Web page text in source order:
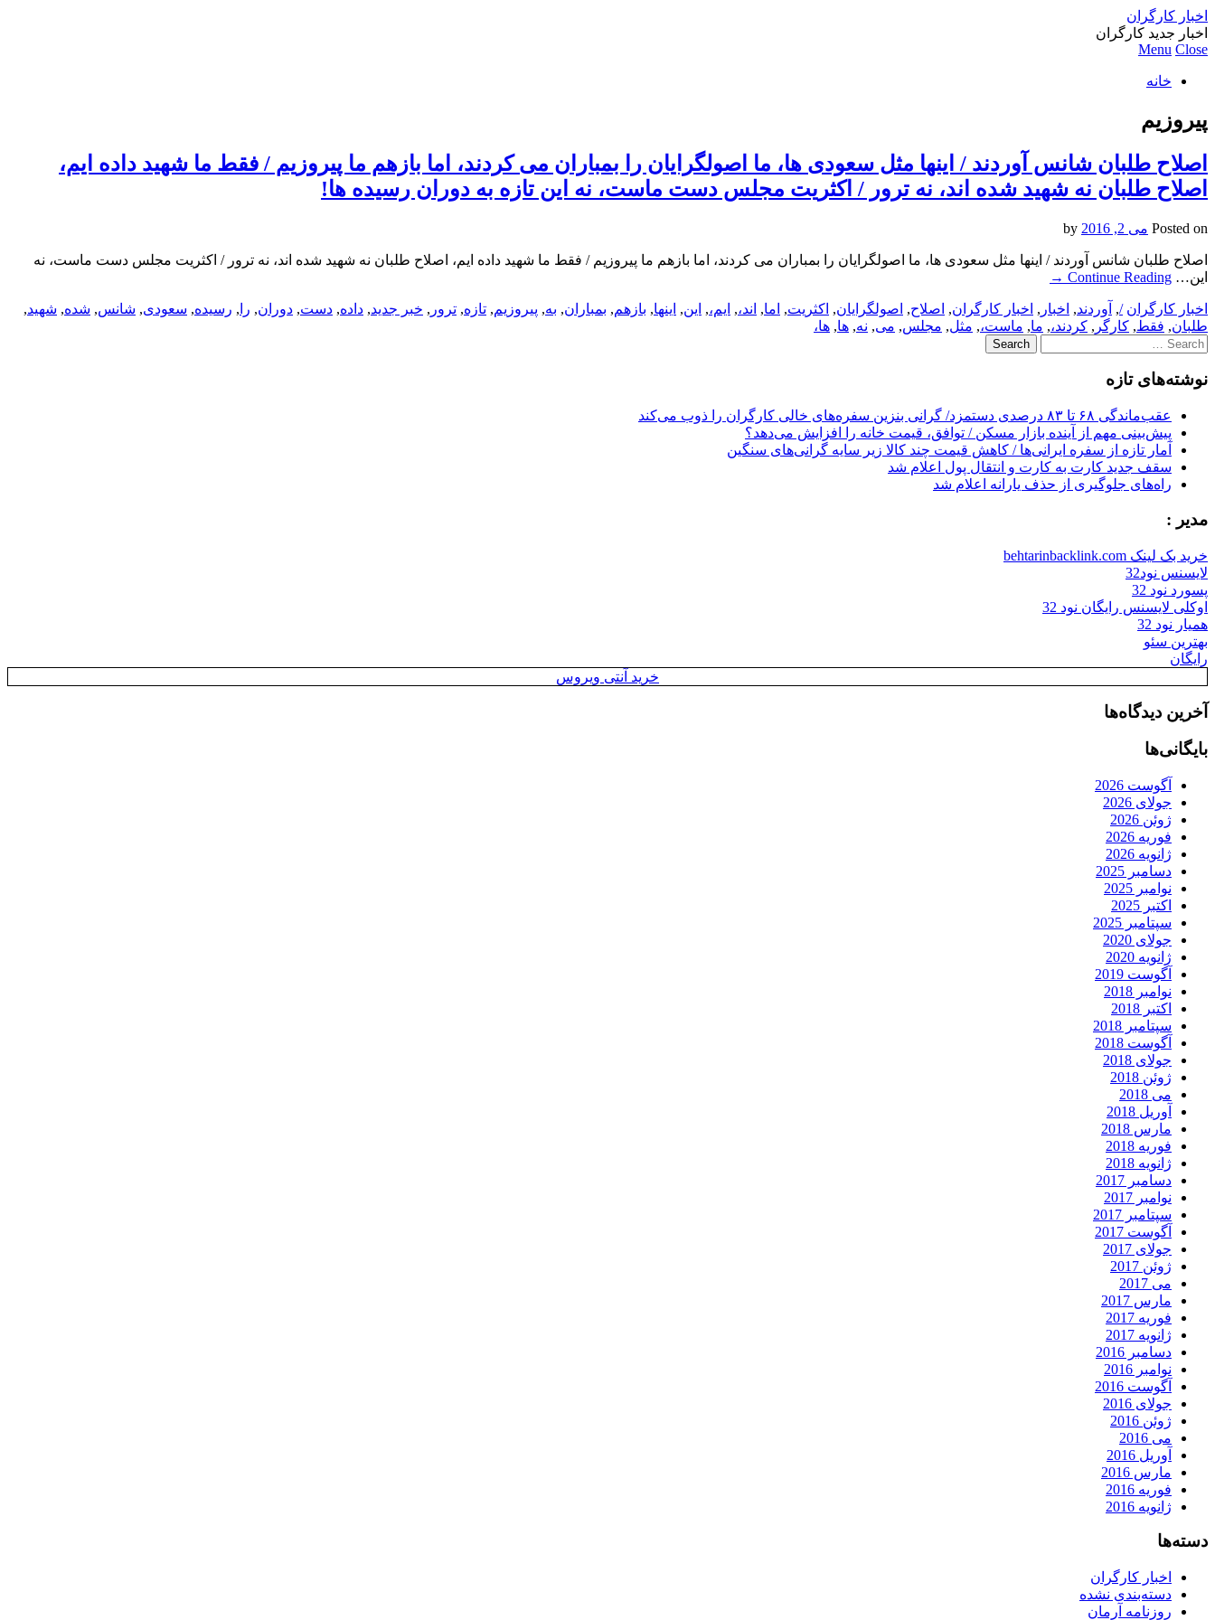
اخبار کارگران
اخبار جدید کارگران
Menu Close
خانه
پیروزیم
اصلاح طلبان شانس آوردند / اینها مثل سعودی ها، ما اصولگرایان را بمباران می کردند، اما بازهم ما پیروزیم / فقط ما شهید داده ایم،
اصلاح طلبان نه شهید شده اند، نه ترور / اکثریت مجلس دست ماست، نه این تازه به دوران رسیده ها!
Posted on می 2, 2016
اصلاح طلبان شانس آوردند / اینها مثل سعودی ها، ما اصولگرایان را بمباران می کردند، اما بازهم ما پیروزیم / فقط ما شهید داده ایم، اصلاح طلبان نه شهید شده اند، نه ترور / اکثریت مجلس دست ماست، نه
این… Continue Reading
→
اخبار کارگران /
, آوردند, اخبار , اخبار کارگران, اصلاح, اصولگرایان, اکثریت, اما, اند،, ایم،, این, اینها, بازهم, بمباران, به, پیروزیم, تازه, ترور , خبر جدید, داده, دست, دوران, را , رسیده, سعودی, شانس, شده, شهید,
طلبان, فقط, کارگر , کردند،, ما, ماست،, مثل, مجلس, می, نه, ها, ها،
Search
for:
نوشته‌های تازه
عقب‌ماندگی ۶۸ تا ۸۳ درصدی دستمزد/ گرانی بنزین سفره‌های خالی کارگران را ذوب می‌کند
پیش‌بینی مهم از آینده بازار مسکن / توافق، قیمت خانه را افزایش می‌دهد؟
آمار تازه از سفره ایرانی‌ها / کاهش قیمت چند کالا زیر سایه گرانی‌های سنگین
سقف جدید کارت به کارت و انتقال پول اعلام شد
راه‌های جلوگیری از حذف یارانه اعلام شد
مدیر :
خرید بک لینک behtarinbacklink.com
لایسنس نود32
پسورد نود 32
اوکلی لایسنس رایگان نود 32
همیار نود 32
بهترین سئو
رایگان
خرید آنتی ویروس
آخرین دیدگاه‌ها
بایگانی‌ها
آگوست 2026
جولای 2026
ژوئن 2026
فوریه 2026
ژانویه 2026
دسامبر 2025
نوامبر 2025
اکتبر 2025
سپتامبر 2025
جولای 2020
ژانویه 2020
آگوست 2019
نوامبر 2018
اکتبر 2018
سپتامبر 2018
آگوست 2018
جولای 2018
ژوئن 2018
می 2018
آوریل 2018
مارس 2018
فوریه 2018
ژانویه 2018
دسامبر 2017
نوامبر 2017
سپتامبر 2017
آگوست 2017
جولای 2017
ژوئن 2017
می 2017
مارس 2017
فوریه 2017
ژانویه 2017
دسامبر 2016
نوامبر 2016
آگوست 2016
جولای 2016
ژوئن 2016
می 2016
آوریل 2016
مارس 2016
فوریه 2016
ژانویه 2016
دسته‌ها
اخبار کارگران
دسته‌بندی نشده
روزنامه آرمان